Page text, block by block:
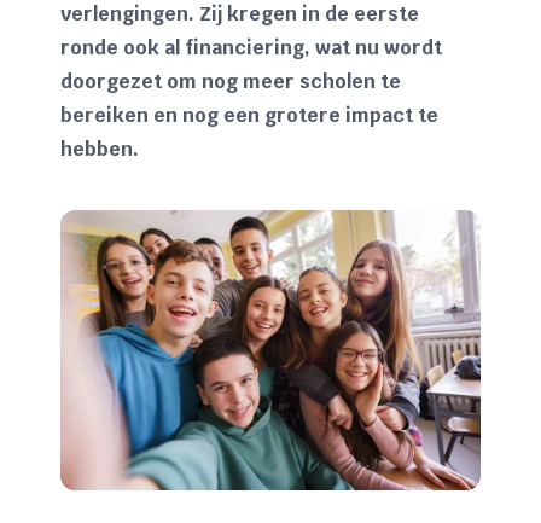
verlengingen. Zij kregen in de eerste
ronde ook al financiering, wat nu wordt
doorgezet om nog meer scholen te
bereiken en nog een grotere impact te
hebben.